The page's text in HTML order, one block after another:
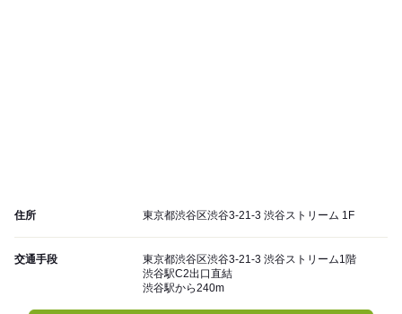
住所 東京都渋谷区渋谷3-21-3 渋谷ストリーム 1F
交通手段
東京都渋谷区渋谷3-21-3 渋谷ストリーム1階
渋谷駅C2出口直結
渋谷駅から240m